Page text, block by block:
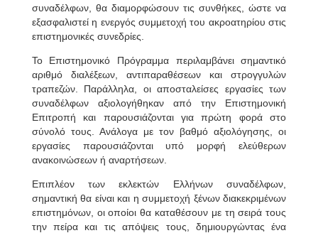
συναδέλφων, θα διαμορφώσουν τις συνθήκες, ώστε να
εξασφαλιστεί η ενεργός συμμετοχή του ακροατηρίου στις
επιστημονικές συνεδρίες.
Το Επιστημονικό Πρόγραμμα περιλαμβάνει σημαντικό
αριθμό διαλέξεων, αντιπαραθέσεων και στρογγυλών
τραπεζών. Παράλληλα, οι αποσταλείσες εργασίες των
συναδέλφων αξιολογήθηκαν από την Επιστημονική
Επιτροπή και παρουσιάζονται για πρώτη φορά στο
σύνολό τους. Ανάλογα με τον βαθμό αξιολόγησης, οι
εργασίες παρουσιάζονται υπό μορφή ελεύθερων
ανακοινώσεων ή αναρτήσεων.
Επιπλέον των εκλεκτών Ελλήνων συναδέλφων,
σημαντική θα είναι και η συμμετοχή ξένων διακεκριμένων
επιστημόνων, οι οποίοι θα καταθέσουν με τη σειρά τους
την πείρα και τις απόψεις τους, δημιουργώντας ένα